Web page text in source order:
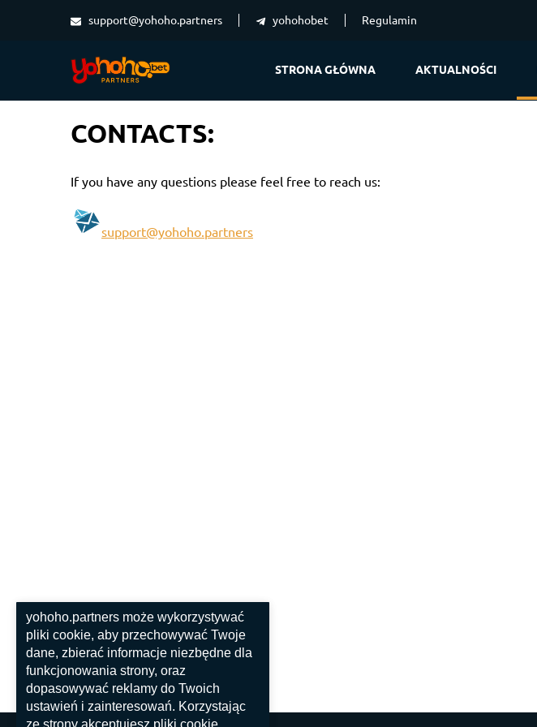
support@yohoho.partners yohohobet Regulamin
STRONA GŁÓWNA AKTUALNOŚCI
CONTACTS:
If you have any questions please feel free to reach us:
support@yohoho.partners
yohoho.partners może wykorzystywać
pliki cookie, aby przechowywać Twoje
dane, zbierać informacje niezbędne dla
funkcjonowania strony, oraz
dopasowywać reklamy do Twoich
ustawień i zainteresowań. Korzystając
ze strony akceptujesz pliki cookie.